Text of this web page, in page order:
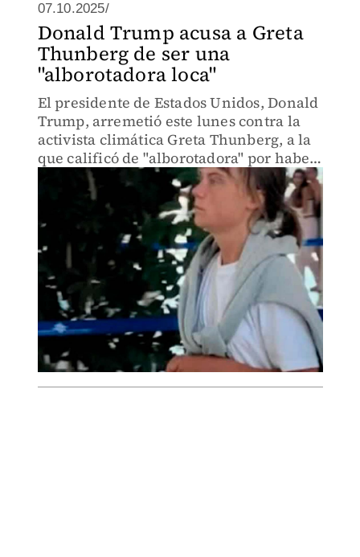
07.10.2025/
Donald Trump acusa a Greta
Thunberg de ser una
"alborotadora loca"
El presidente de Estados Unidos, Donald
Trump, arremetió este lunes contra la
activista climática Greta Thunberg, a la
que calificó de "alborotadora" por haber
participado en la flotilla humanitaria
que fue detenida por la Armada de